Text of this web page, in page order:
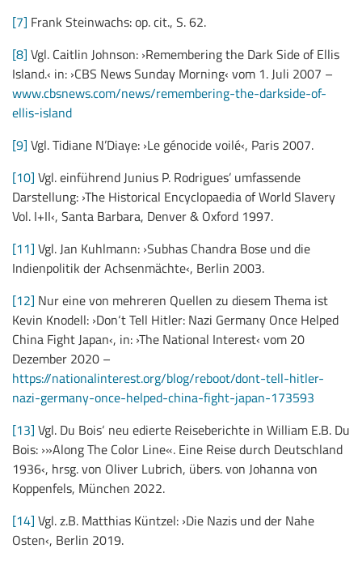
[7] Frank Steinwachs: op. cit., S. 62.
[8] Vgl. Caitlin Johnson: ›Remembering the Dark Side of Ellis
Island.‹ in: ›CBS News Sunday Morning‹ vom 1. Juli 2007 –
www.cbsnews.com/news/remembering-the-darkside-of-
ellis-island
[9] Vgl. Tidiane N’Diaye: ›Le génocide voilé‹, Paris 2007.
[10] Vgl. einführend Junius P. Rodrigues’ umfassende
Darstellung: ›The Historical Encyclopaedia of World Slavery
Vol. I+II‹, Santa Barbara, Denver & Oxford 1997.
[11] Vgl. Jan Kuhlmann: ›Subhas Chandra Bose und die
Indienpolitik der Achsenmächte‹, Berlin 2003.
[12] Nur eine von mehreren Quellen zu diesem Thema ist
Kevin Knodell: ›Don‘t Tell Hitler: Nazi Germany Once Helped
China Fight Japan‹, in: ›The National Interest‹ vom 20
Dezember 2020 –
https://nationalinterest.org/blog/reboot/dont-tell-hitler-
nazi-germany-once-helped-china-fight-japan-173593
[13] Vgl. Du Bois‘ neu edierte Reiseberichte in William E.B. Du
Bois: ›»Along The Color Line«. Eine Reise durch Deutschland
1936‹, hrsg. von Oliver Lubrich, übers. von Johanna von
Koppenfels, München 2022.
[14] Vgl. z.B. Matthias Küntzel: ›Die Nazis und der Nahe
Osten‹, Berlin 2019.